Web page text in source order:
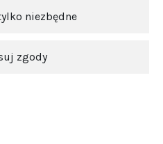
niezbędne
zgody